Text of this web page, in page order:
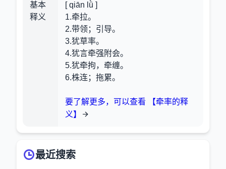
基本
释义
[ qiān lǜ ]
1.牵拉。
2.带领；引导。
3.犹草率。
4.犹言牵强附会。
5.犹牵拘，牵缠。
6.株连；拖累。
要了解更多，可以查看 【牵率的释
义】
最近搜索